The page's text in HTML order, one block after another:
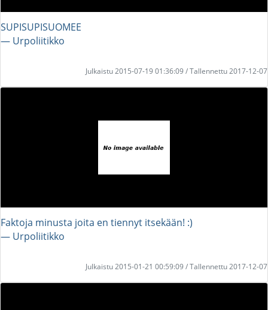
SUPISUPISUOMEE
― Urpoliitikko
Julkaistu 2015-07-19 01:36:09 / Tallennettu 2017-12-07
Faktoja minusta joita en tiennyt itsekään! :)
― Urpoliitikko
Julkaistu 2015-01-21 00:59:09 / Tallennettu 2017-12-07